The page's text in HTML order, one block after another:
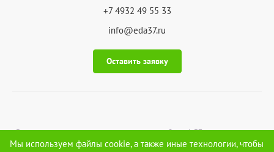
+7 4932 49 55 33
info@eda37.ru
Оставить заявку
Все права на материалы, находящиеся на сайте eda37.ru охраняются в
соответствии с законодательством РФ, в том числе, об авторских и
Мы используем файлы cookie, а также иные технологии, чтобы